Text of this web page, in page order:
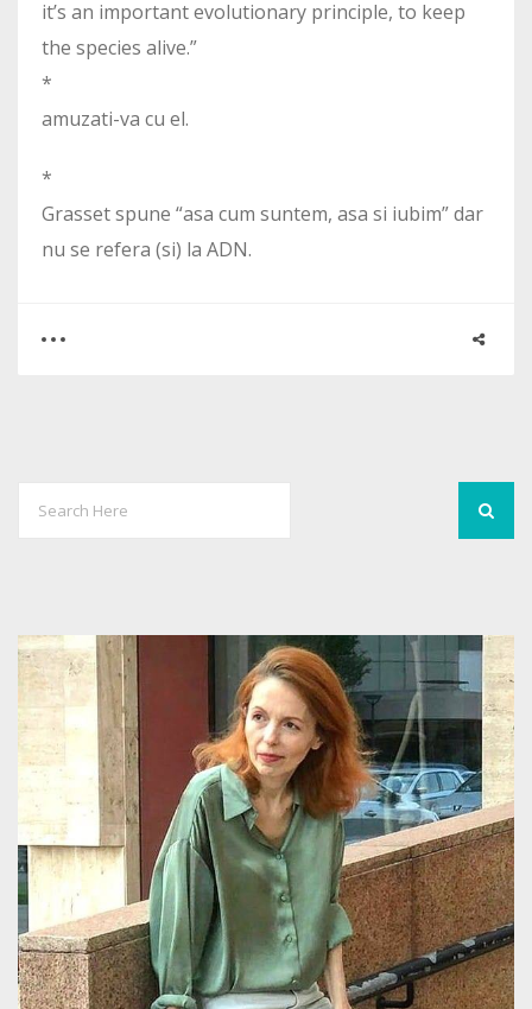
it’s an important evolutionary principle, to keep
the species alive.”
*
amuzati-va cu el.
*
Grasset spune “asa cum suntem, asa si iubim” dar
nu se refera (si) la ADN.